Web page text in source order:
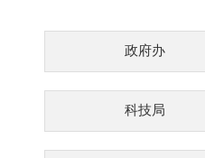
政府办
科技局